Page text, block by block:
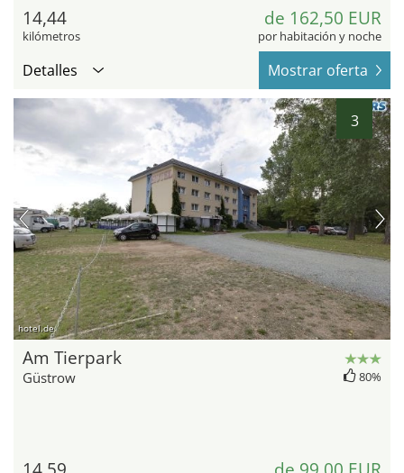
14,44
kilómetros
de 162,50 EUR
por habitación y noche
Detalles Mostrar oferta
3
hotel.de
Am Tierpark
Güstrow 80%